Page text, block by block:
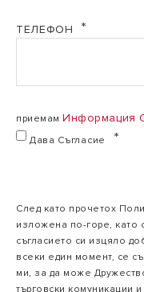
хладилен агент
ТЕГЛО И РАЗМЕРИ
ФУНКЦИИ,
СВЪРЗАНИ С
ИНСТАЛАЦИЯТА
ТЕЛЕФОН
приемам Информация
Дава Съгласие
След като прочетох
изложена по-горе, като
съгласието си изцяло
всеки един момент, се
ми, за да може
търговски комуникации